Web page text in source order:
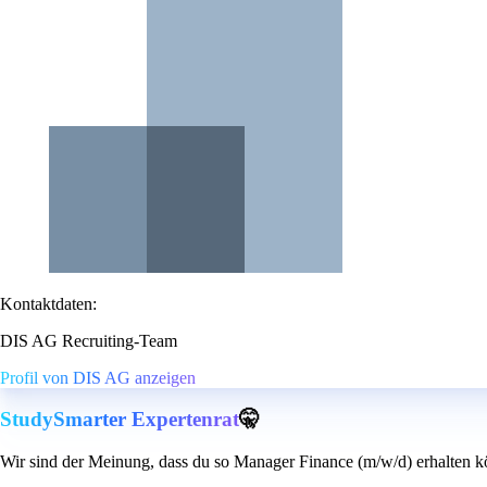
Kontaktdaten:
DIS AG Recruiting-Team
Profil von DIS AG anzeigen
StudySmarter Expertenrat🤫
Wir sind der Meinung, dass du so Manager Finance (m/w/d) erhalten